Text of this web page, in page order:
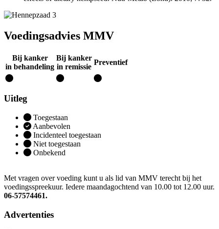
Voedingsadvies MMV
Bij kanker
in behandeling
Bij kanker
in remissie
Preventief
Uitleg
Toegestaan
Aanbevolen
Incidenteel toegestaan
Niet toegestaan
Onbekend
Met vragen over voeding kunt u als lid van MMV terecht bij het
voedingsspreekuur. Iedere maandagochtend van 10.00 tot 12.00 uur.
06-57574461.
Advertenties